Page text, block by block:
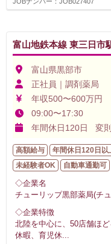
富山地鉄本線 東三日市
富山県黒部市
正社員｜調剤薬局
年収500〜600万円
09:00〜17:30
年間休日120日 変
高額給与 年間休日120日以
未経験者OK
自動車通勤可
◇企業名
チューリップ黒部薬局(チ
◇企業特徴
北陸を中心に、50店舗ほ
休暇、育児休